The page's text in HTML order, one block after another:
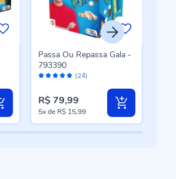
Avaliação: (24)
Passa Ou Repassa Gala -
793390
R$ 79,99
5xde R$ 15,99